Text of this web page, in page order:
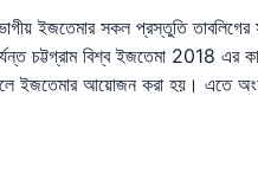
ইজতেমার সকল প্রস্তুতি
চট্টগ্রাম বিশ্ব ইজতেমা 2018 এর
ইজতেমার আয়োজন করা হয়। এতে